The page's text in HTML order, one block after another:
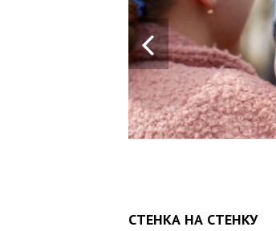
СТЕНКА НА СТЕНКУ